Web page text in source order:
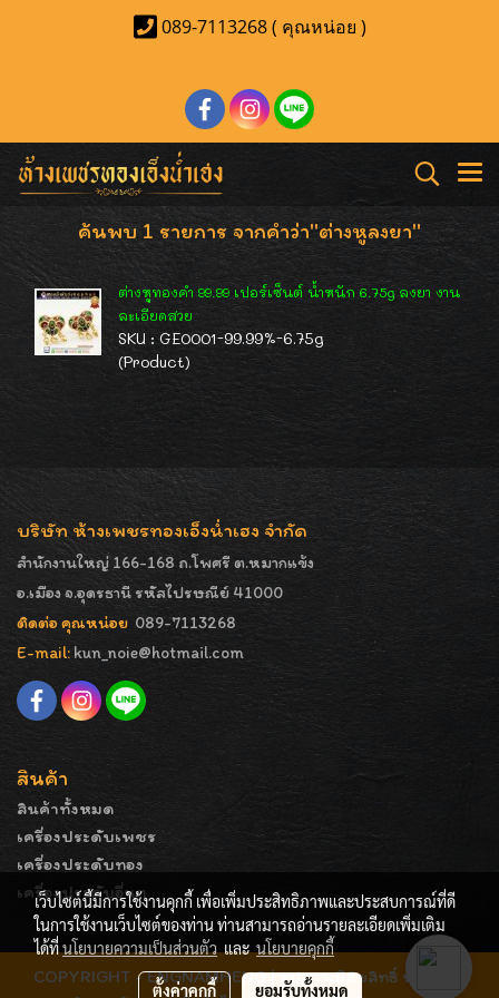
089-7113268 ( คุณหน่อย )
ค้นพบ 1 รายการ จากคำว่า"ต่างหูลงยา"
ต่างหูทองคำ 99.99 เปอร์เซ็นต์ น้ำหนัก 6.75g ลงยา งาน
ละเอียดสวย
SKU : GE0001-99.99%-6.75g
(Product)
บริษัท ห้างเพชรทองเอ็งน่ำเฮง จำกัด
สำนักงานใหญ่ 166-168 ถ.โพศรี ต.หมากแข้ง
อ.เมือง จ.อุดรธานี รหัสไปรษณีย์ 41000
ติดต่อ คุณหน่อย 089-7113268
E-mail: kun_noie@hotmail.com
สินค้า
สินค้าทั้งหมด
เครื่องประดับเพชร
เครื่องประดับทอง
เครื่องประดับอื่นๆ
COPYRIGHT - ENGNAMHENG | รูปภาพมีลิขสิทธิ์ ห้ามมิให้
เว็บไซต์นี้มีการใช้งานคุกกี้ เพื่อเพิ่มประสิทธิภาพและประสบการณ์ที่ดี
ในการใช้งานเว็บไซต์ของท่าน ท่านสามารถอ่านรายละเอียดเพิ่มเติม
ได้ที่นโยบายความเป็นส่วนตัวและนโยบายคุกกี้
ตั้งค่าคุกกี้ ยอมรับทั้งหมด